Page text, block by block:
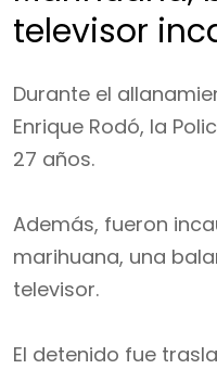
televisor
Durante el
Enrique Rodó, la
27 años.
Además, fueron
marihuana, una
televisor.
El detenido fue